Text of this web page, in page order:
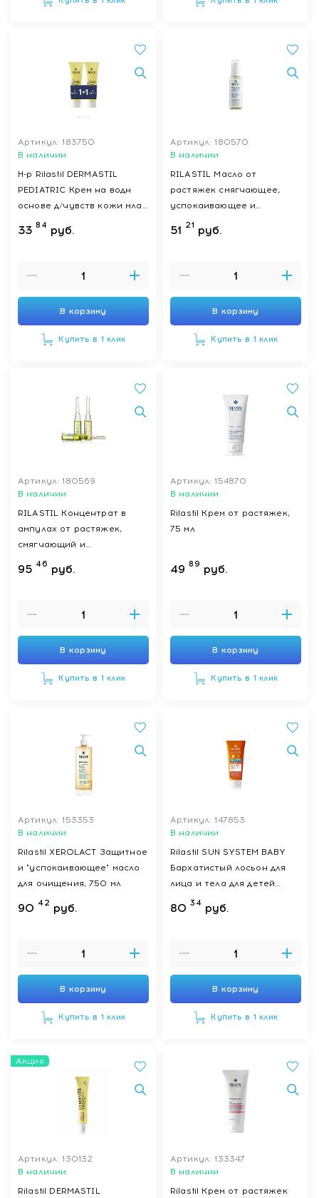
Артикул: 183750
В наличии
Н-р Rilastil DERMASTIL
PEDIATRIC Крем на водн
основе д/чувств кожи млад
детей 1+1, 100 мл 2 шт
33 84 руб.
В корзину
Купить в 1 клик
Артикул: 180570
В наличии
RILASTIL Масло от
растяжек смягчающее,
успокаивающее и
защитное 100 мл
51 21 руб.
В корзину
Купить в 1 клик
Артикул: 180569
В наличии
RILASTIL Концентрат в
ампулах от растяжек,
смягчающий и
разглаживающий 10 шт по
5 мл
95 46 руб.
В корзину
Купить в 1 клик
Артикул: 154870
В наличии
Rilastil Крем от растяжек,
75 мл
49 89 руб.
В корзину
Купить в 1 клик
Артикул: 153353
В наличии
Rilastil XEROLACT Защитное
и "успокаивающее" масло
для очищения, 750 мл
90 42 руб.
В корзину
Купить в 1 клик
Артикул: 147853
В наличии
Rilastil SUN SYSTEM BABY
Бархатистый лосьон для
лица и тела для детей
SPF50+, 200 мл
80 34 руб.
В корзину
Купить в 1 клик
Акция
Артикул: 130132
В наличии
Rilastil DERMASTIL
Артикул: 133347
В наличии
Rilastil Крем от растяжек